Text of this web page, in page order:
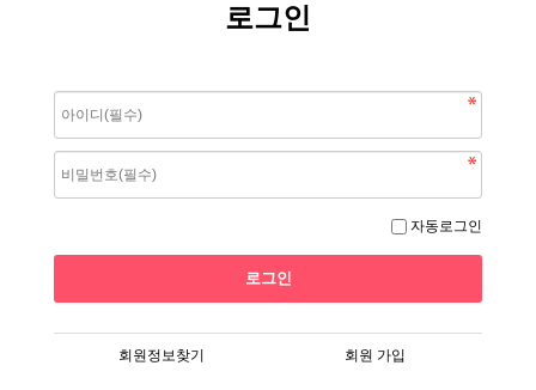
로그인
자동로그인
회원정보찾기 회원 가입